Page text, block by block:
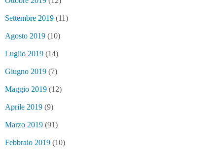
Settembre 2019 (11)
Agosto 2019 (10)
Luglio 2019 (14)
Giugno 2019 (7)
Maggio 2019 (12)
Aprile 2019 (9)
Marzo 2019 (91)
Febbraio 2019 (10)